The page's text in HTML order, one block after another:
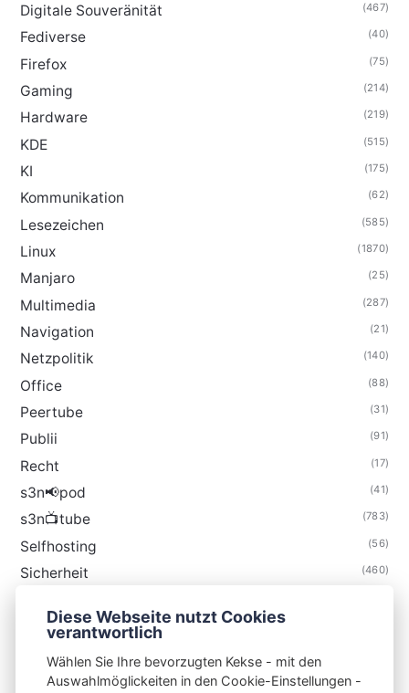
Digitale Souveränität (467)
Fediverse (40)
Firefox (75)
Gaming (214)
Hardware (219)
KDE (515)
KI (175)
Kommunikation (62)
Lesezeichen (585)
Linux (1870)
Manjaro (25)
Multimedia (287)
Navigation (21)
Netzpolitik (140)
Office (88)
Peertube (31)
Publii (91)
Recht (17)
s3n📢pod (41)
s3n📺tube (783)
Selfhosting (56)
Sicherheit (460)
Thunderbird
Diese Webseite nutzt Cookies
verantwortlich
Wählen Sie Ihre bevorzugten Kekse - mit den
Auswahlmöglickeiten in den Cookie-Einstellungen -